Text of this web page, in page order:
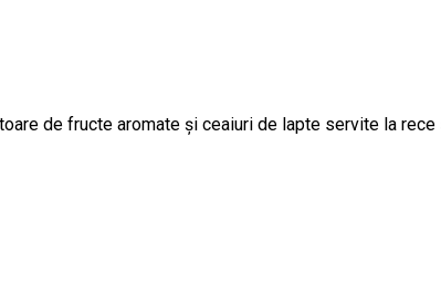
de fructe aromate și ceaiuri de lapte servite la